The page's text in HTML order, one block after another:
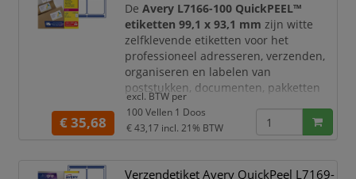
DeAvery L7166-100 QuickPEEL™
etiketten 99,1 x 93,1 mm zijn witte
zelfklevende etiketten voor het
professioneel adresseren, verzenden,
organiseren en labelen van
poststukken, documenten, pakketten
en producten. Dankzij het ruime
formaat bieden deze etiketten veel
plaats voor adresgegevens,
verzendcodes, logo’s of aanvullende
€ 35,68
excl. BTW per
100 Vellen 1 Doos
€ 43,17 incl. 21% BTW
Verzendetiket Avery QuickPeel L7169-